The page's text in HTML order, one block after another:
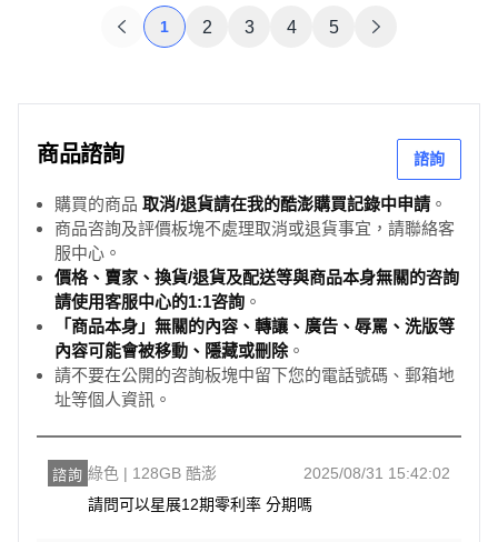
1 2 3 4 5
商品諮詢 諮詢
購買的商品 取消/退貨請在我的酷澎購買記錄中申請 。
商品咨詢及評價板塊不處理取消或退貨事宜，請聯絡客
服中心。
價格、賣家、換貨/退貨及配送等與商品本身無關的咨詢
請使用客服中心的1:1咨詢 。
「商品本身」無關的內容、轉讓、廣告、辱罵、洗版等
內容可能會被移動、隱藏或刪除。
請不要在公開的咨詢板塊中留下您的電話號碼、郵箱地
址等個人資訊。
諮詢 綠色 | 128GB 酷澎
2025/08/31 15:42:02
請問可以星展12期零利率 分期嗎